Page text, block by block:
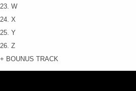
23. W
24. X
25. Y
26. Z
+ BOUNUS TRACK